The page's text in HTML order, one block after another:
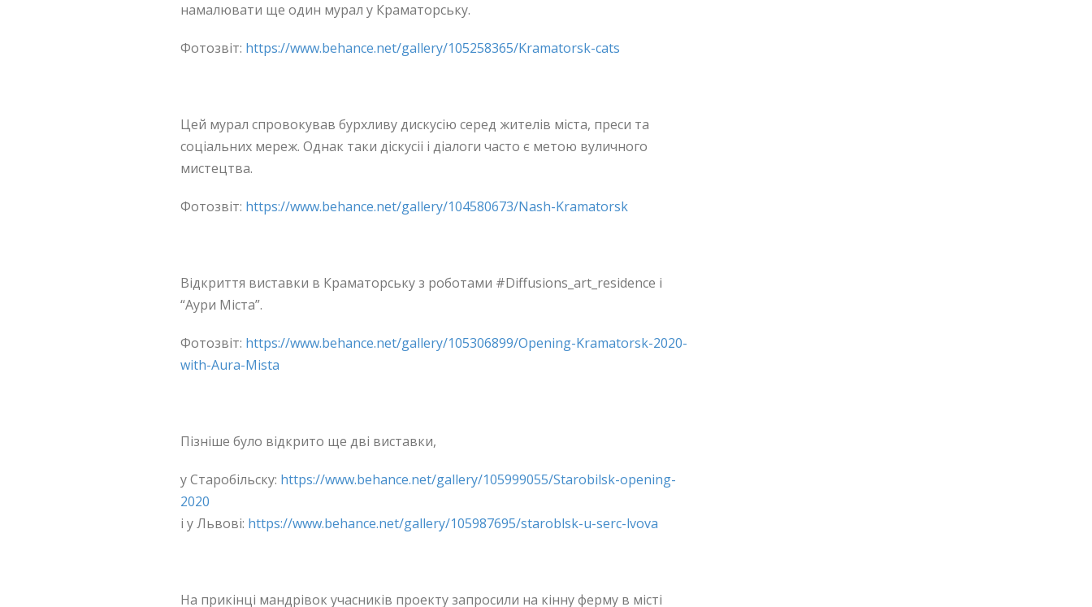
намалювати ще один мурал у Краматорську.
Фотозвіт: https://www.behance.net/gallery/105258365/Kramatorsk-cats
Цей мурал спровокував бурхливу дискусію серед жителів міста, преси та
соціальних мереж. Однак таки діскусіі і діалоги часто є метою вуличного
мистецтва.
Фотозвіт: https://www.behance.net/gallery/104580673/Nash-Kramatorsk
Відкриття виставки в Краматорську з роботами #Diffusions_art_residence і
“Аури Міста”.
Фотозвіт: https://www.behance.net/gallery/105306899/Opening-Kramatorsk-2020-
with-Aura-Mista
Пізніше було відкрито ще дві виставки,
у Старобільску: https://www.behance.net/gallery/105999055/Starobilsk-opening-
2020
і у Львові: https://www.behance.net/gallery/105987695/staroblsk-u-serc-lvova
На прикінці мандрівок учасників проекту запросили на кінну ферму в місті